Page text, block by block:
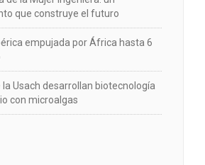
que construye el futuro
empujada por África hasta 6
la Usach desarrollan biotecnología
con microalgas